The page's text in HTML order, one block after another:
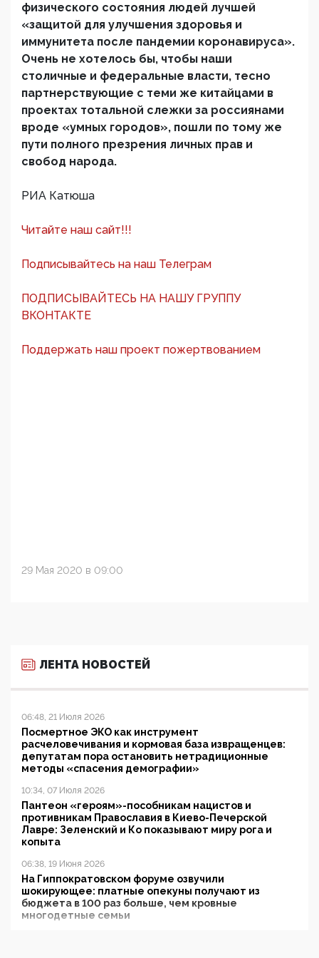
физического состояния людей лучшей
«защитой для улучшения здоровья и
иммунитета после пандемии коронавируса».
Очень не хотелось бы, чтобы наши
столичные и федеральные власти, тесно
партнерствующие с теми же китайцами в
проектах тотальной слежки за россиянами
вроде «умных городов», пошли по тому же
пути полного презрения личных прав и
свобод народа.
РИА Катюша
Читайте наш сайт!!!
Подписывайтесь на наш Телеграм
ПОДПИСЫВАЙТЕСЬ НА НАШУ ГРУППУ
ВКОНТАКТЕ
Поддержать наш проект пожертвованием
29 Мая 2020 в 09:00
ЛЕНТА НОВОСТЕЙ
06:48, 21 Июля 2026
Посмертное ЭКО как инструмент
расчеловечивания и кормовая база извращенцев:
депутатам пора остановить нетрадиционные
методы «спасения демографии»
10:34, 07 Июля 2026
Пантеон «героям»-пособникам нацистов и
противникам Православия в Киево-Печерской
Лавре: Зеленский и Ко показывают миру рога и
копыта
06:38, 19 Июня 2026
На Гиппократовском форуме озвучили
шокирующее: платные опекуны получают из
бюджета в 100 раз больше, чем кровные
многодетные семьи